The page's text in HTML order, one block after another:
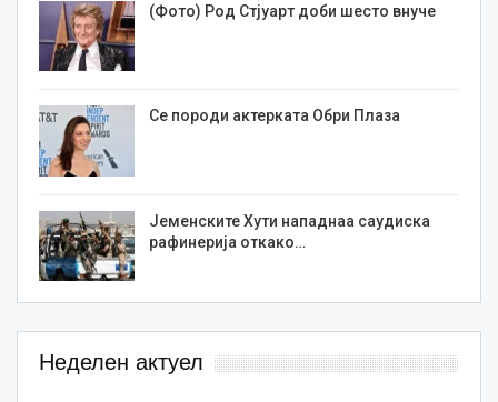
(Фото) Род Стјуарт доби шесто внуче
Се породи актерката Обри Плаза
Јеменските Хути нападнаа саудиска
рафинерија откако…
Неделен актуел